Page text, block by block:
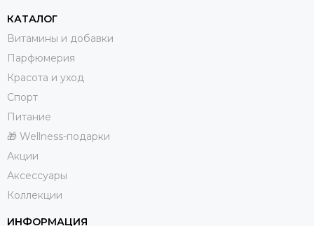
КАТАЛОГ
Витамины и добавки
Парфюмерия
Красота и уход
Спорт
Питание
🎁 Wellness-подарки
Акции
Аксессуары
Коллекции
ИНФОРМАЦИЯ